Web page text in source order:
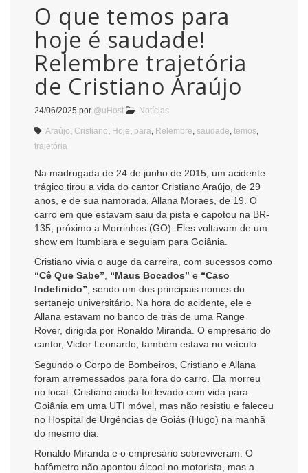
O que temos para
hoje é saudade!
Relembre trajetória
de Cristiano Araújo
24/06/2025 por @uHost Notícias
Araújo Cristiano Hoje para Relembre saudade temos
trajetória
Na madrugada de 24 de junho de 2015, um acidente
trágico tirou a vida do cantor Cristiano Araújo, de 29
anos, e de sua namorada, Allana Moraes, de 19. O
carro em que estavam saiu da pista e capotou na BR-
135, próximo a Morrinhos (GO). Eles voltavam de um
show em Itumbiara e seguiam para Goiânia.
Cristiano vivia o auge da carreira, com sucessos como
“Cê Que Sabe”
“Maus Bocados” e “Caso
Indefinido” , sendo um dos principais nomes do
sertanejo universitário. Na hora do acidente, ele e
Allana estavam no banco de trás de uma Range
Rover, dirigida por Ronaldo Miranda. O empresário do
cantor, Victor Leonardo, também estava no veículo.
Segundo o Corpo de Bombeiros, Cristiano e Allana
foram arremessados para fora do carro. Ela morreu
no local. Cristiano ainda foi levado com vida para
Goiânia em uma UTI móvel, mas não resistiu e faleceu
no Hospital de Urgências de Goiás (Hugo) na manhã
do mesmo dia.
Ronaldo Miranda e o empresário sobreviveram. O
bafômetro não apontou álcool no motorista, mas a